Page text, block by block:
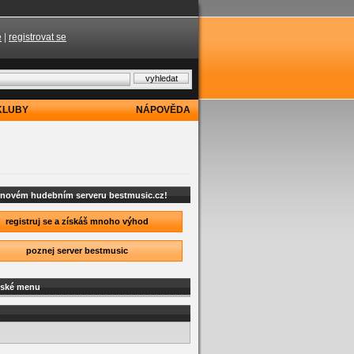
registrovat se
NÁPOVĚDA
hudebním serveru bestmusic.cz!
registruj se a získáš mnoho výhod
poznej server bestmusic
menu